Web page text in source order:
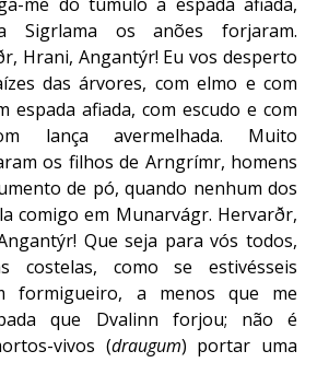
Sigrlama os anões forjaram.
Hrani, Angantýr! Eu vos desperto
das árvores, com elmo e com
espada afiada, com escudo e com
lança avermelhada. Muito
os filhos de Arngrímr, homens
de pó, quando nenhum dos
comigo em Munarvágr. Hervarðr,
Que seja para vós todos,
costelas, como se estivésseis
formigueiro, a menos que me
que Dvalinn forjou; não é
vivos (draugum) portar uma